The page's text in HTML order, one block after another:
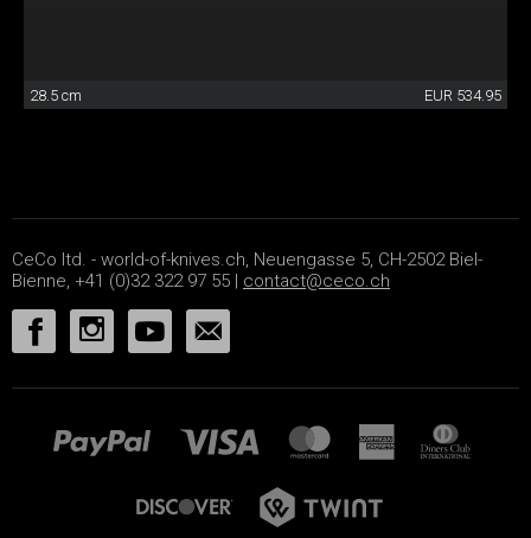
28.5 cm EUR 534.95
CeCo ltd. - world-of-knives.ch, Neuengasse 5, CH-2502 Biel-
Bienne, +41 (0)32 322 97 55 | contact@ceco.ch